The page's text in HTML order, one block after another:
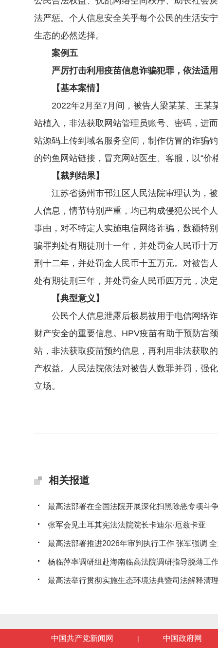
法严惩。个人信息安全关乎每个公民的生活安
生态的必然选择。
案例五
严厉打击利用疫苗信息诈骗犯罪，依法适
【基本案情】
2022年2月至7月间，被告人梁某某、王某
站植入，非法获取网站管理员账号、密码，进
站源码上传到域名服务空间，制作仿冒的诈骗
的钓鱼网站链接，冒充网站医生、客服，以“
【裁判结果】
江苏省扬州市邗江区人民法院审理认为，被
人信息，情节特别严重，均已构成侵犯公民个
事由，对不特定人实施电信网络诈骗，数额特
骗罪判处有期徒刑十一年，并处罚金人民币十
刑十二年，并处罚金人民币十五万元。对被告
处有期徒刑三年，并处罚金人民币四万元，决
【典型意义】
公民个人信息泄露后极易被用于电信网络诈
财产安全的重要信息。HPV疫苗有助于预防宫
站，非法获取疫苗预约信息，再利用非法获取
产权益。人民法院依法对被告人数罪并罚，强
立场。
相关报道
最高法部署在全国法院开展深化扫黑除恶专项斗
张军会见土耳其宪法法院院长卡迪尔·厄兹卡亚
最高法部署推进2026年审判执行工作 张军强调
杨临萍率调研组赴海南临高法院调研指导脱薄工
最高法举行贯彻实施生态环境法典暨司法解释清
中国共产党新闻网 | 中国政府网